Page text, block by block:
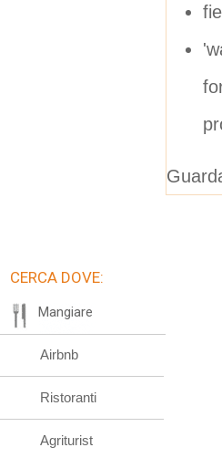
CERCA DOVE:
Mangiare
Airbnb
Ristoranti
Agriturist